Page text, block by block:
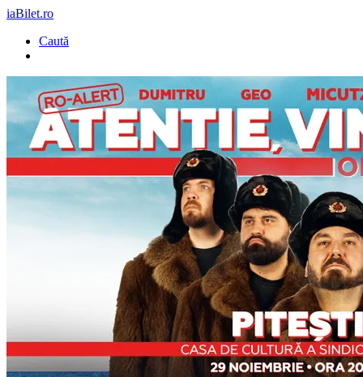
iaBilet.ro
Caută